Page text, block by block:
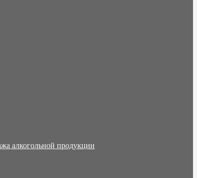
алкогольной продукции